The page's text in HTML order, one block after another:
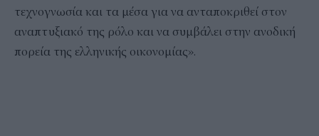
τεχνογνωσία και τα μέσα για να ανταποκριθεί στον
αναπτυξιακό της ρόλο και να συμβάλει στην ανοδική
πορεία της ελληνικής οικονομίας».